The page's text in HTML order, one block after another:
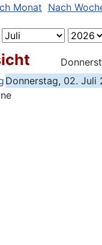
Monat Nach
Donnerstag, 02. Juli